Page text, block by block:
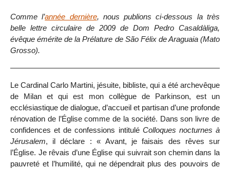
Comme l’année dernière, nous publions ci-dessous la très
belle lettre circulaire de 2009 de Dom Pedro Casaldàliga,
évêque émérite de la Prélature de São Félix de Araguaia (Mato
Grosso).
Le Cardinal Carlo Martini, jésuite, bibliste, qui a été archevêque
de Milan et qui est mon collègue de Parkinson, est un
ecclésiastique de dialogue, d’accueil et partisan d’une profonde
rénovation de l’Église comme de la société. Dans son livre de
confidences et de confessions intitulé Colloques nocturnes à
Jérusalem, il déclare : « Avant, je faisais des rêves sur
l’Église. Je rêvais d’une Église qui suivrait son chemin dans la
pauvreté et l’humilité, qui ne dépendrait plus des pouvoirs de